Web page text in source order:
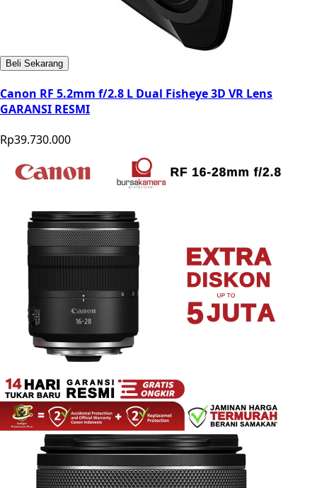
Beli Sekarang
Canon RF 5.2mm f/2.8 L Dual Fisheye 3D VR Lens
GARANSI RESMI
Rp39.730.000